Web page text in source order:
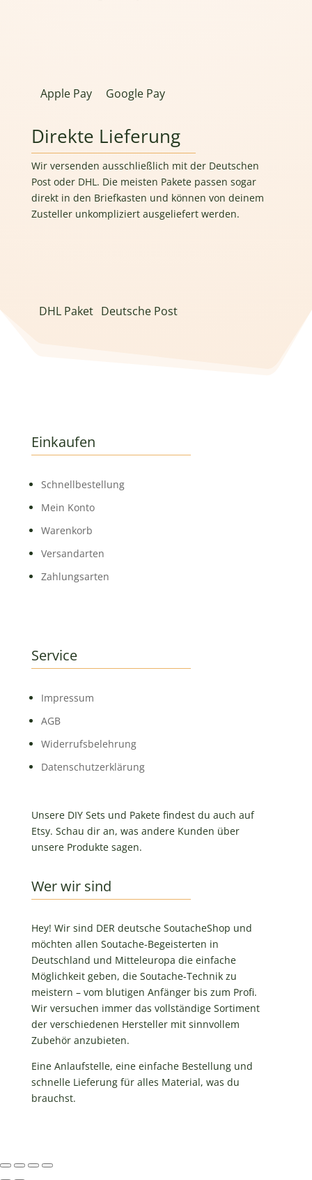
Apple Pay Google Pay
Direkte Lieferung
Wir versenden ausschließlich mit der Deutschen
Post oder DHL. Die meisten Pakete passen sogar
direkt in den Briefkasten und können von deinem
Zusteller unkompliziert ausgeliefert werden.
DHL Paket Deutsche Post
Einkaufen
Schnell­bestellung
Mein Konto
Warenkorb
Versandarten
Zahlungsarten
Service
Impressum
AGB
Widerrufsbelehrung
Datenschutzerklärung
Unsere DIY Sets und Pakete findest du auch auf
Etsy. Schau dir an, was andere Kunden über
unsere Produkte sagen.
Wer wir sind
Hey! Wir sind DER deutsche SoutacheShop und
möchten allen Soutache-Begeisterten in
Deutschland und Mitteleuropa die einfache
Möglichkeit geben, die Soutache-Technik zu
meistern – vom blutigen Anfänger bis zum Profi.
Wir versuchen immer das vollständige Sortiment
der verschiedenen Hersteller mit sinnvollem
Zubehör anzubieten.
Eine Anlaufstelle, eine einfache Bestellung und
schnelle Lieferung für alles Material, was du
brauchst.